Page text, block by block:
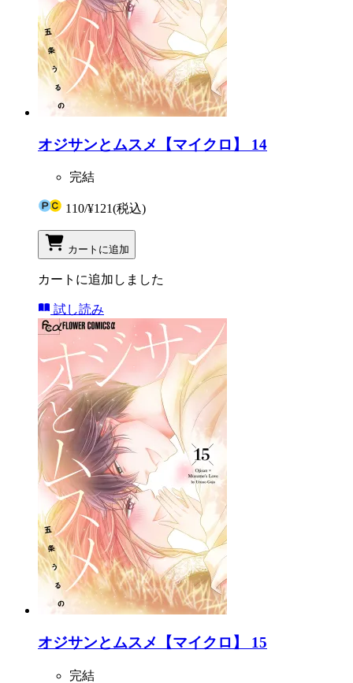
オジサンとムスメ【マイクロ】 14
完結
110/¥121(税込)
カートに追加
カートに追加しました
試し読み
オジサンとムスメ【マイクロ】 15
完結